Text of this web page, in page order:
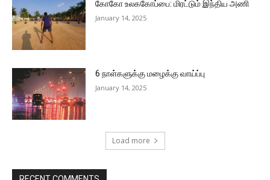
கோகோ உலககோப்பை: மிரட்டும் இந்திய அணி
January 14, 2025
6 நாள்களுக்கு மழைக்கு வாய்ப்பு
January 14, 2025
Load more